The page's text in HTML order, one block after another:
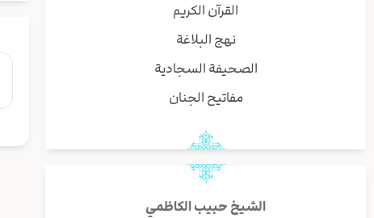
القرآن الكريم
نهج البلاغة
الصحيفة السجادية
مفاتيح الجنان
الشيخ حبيب الكاظمي